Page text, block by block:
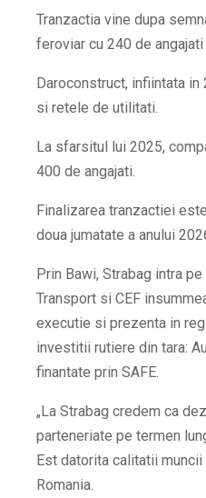
Tranzactia vine dupa
feroviar cu 240 de
Daroconstruct, infiintata
si retele de utilitati.
La sfarsitul lui 2025,
400 de angajati.
Finalizarea tranzactiei
doua jumatate a anului
Prin Bawi, Strabag intra
Transport si CEF
executie si prezenta in
investitii rutiere din tara:
finantate prin SAFE.
„La Strabag credem ca
parteneriate pe termen
Est datorita calitatii muncii
Romania.